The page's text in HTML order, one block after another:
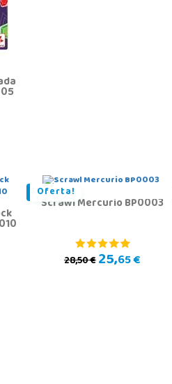
Oferta!
Scrawl Mercurio BP0003
28,50 €25,65 €